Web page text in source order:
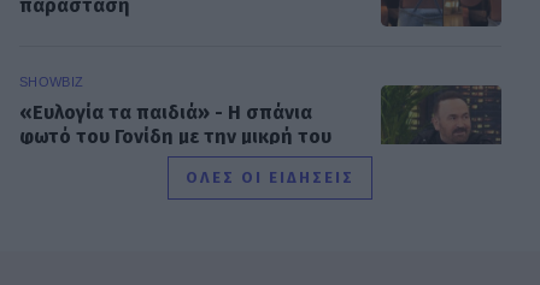
παράσταση
SHOWBIZ
«Ευλογία τα παιδιά» - Η σπάνια
φωτό του Γονίδη με την μικρή του
κόρη! Μαζί στο τιμόνι της βάρκας
ΟΛΕΣ ΟΙ ΕΙΔΗΣΕΙΣ